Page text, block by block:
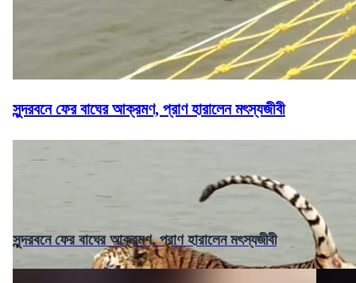
সুন্দরবনে ফের বাঘের আক্রমণ, প্রাণ হারালেন মৎস্যজীবী
সুন্দরবনে ফের বাঘের আক্রমণ, প্রাণ হারালেন মৎস্যজীবী